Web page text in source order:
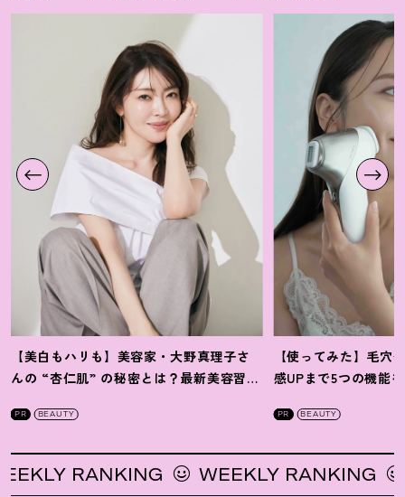
【美白もハリも】美容家・大野真理子さ
んの “杏仁肌” の秘密とは ？ 最新美容習慣
PR BEAUTY
【使ってみた】毛穴
感UPまで5つの機能
PR BEAUTY
RANKING WEEKLY RANKING